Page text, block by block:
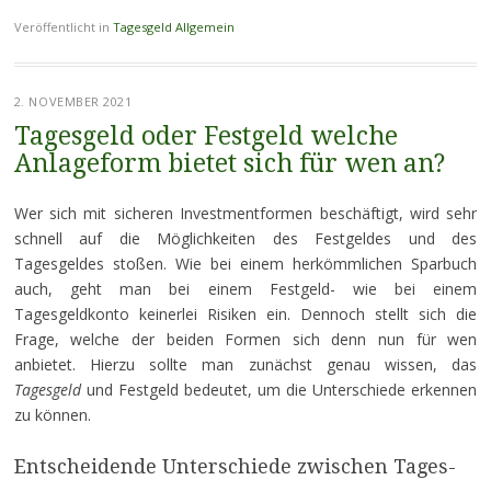
Veröffentlicht in Tagesgeld Allgemein
2. NOVEMBER 2021
Tagesgeld oder Festgeld welche
Anlageform bietet sich für wen an?
Wer sich mit sicheren Investmentformen beschäftigt, wird sehr
schnell auf die Möglichkeiten des Festgeldes und des
Tagesgeldes stoßen. Wie bei einem herkömmlichen Sparbuch
auch, geht man bei einem Festgeld- wie bei einem
Tagesgeldkonto keinerlei Risiken ein. Dennoch stellt sich die
Frage, welche der beiden Formen sich denn nun für wen
anbietet. Hierzu sollte man zunächst genau wissen, das
Tagesgeldund Festgeld bedeutet, um die Unterschiede erkennen
zu können.
Entscheidende Unterschiede zwischen Tages-